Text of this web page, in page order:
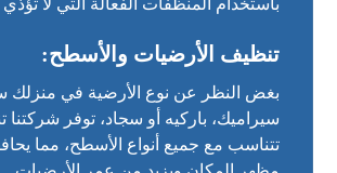
باستخدام المنظفات الفعالة التي لا
تنظيف الأرضيات والأسطح:
بغض النظر عن نوع الأرضية في منزلك
سيراميك، باركيه أو سجاد، توفر شركتنا
تتناسب مع جميع أنواع الأسطح، مما